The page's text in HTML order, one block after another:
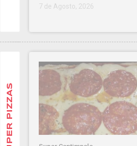
SUPER PIZZAS
7 de Agosto, 2026